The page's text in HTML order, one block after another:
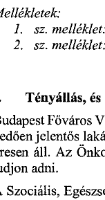
1.
sz. melléklet:
2.
sz. melléklet:
Tényállás, és
Főváros
ően jelentős
áll. Az
adni.
Szociális,